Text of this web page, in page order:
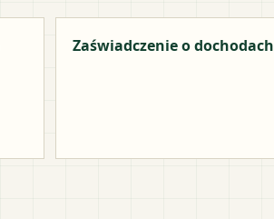
Zaświadczenie o dochodach